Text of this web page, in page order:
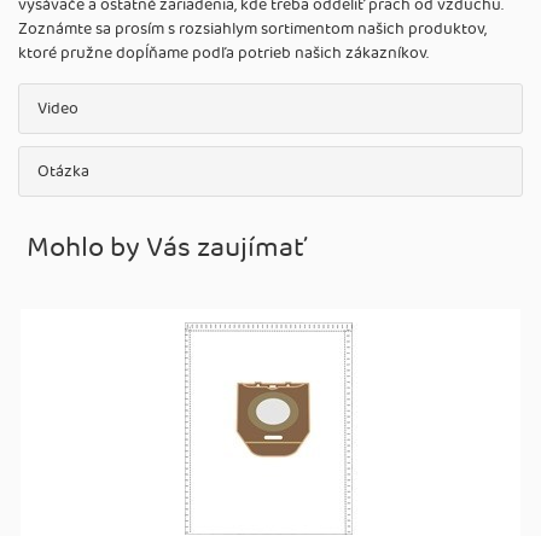
Zoznámte sa prosím s rozsiahlym sortimentom našich produktov,
ktoré pružne dopĺňame podľa potrieb našich zákazníkov.
Video
Otázka
Mohlo by Vás zaujímať